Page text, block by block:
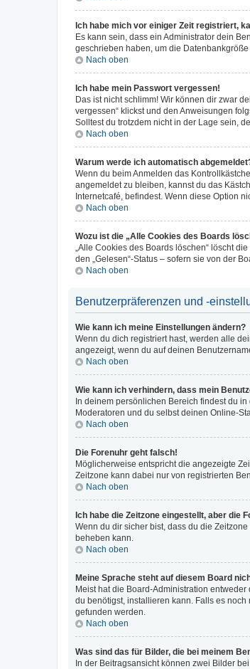
Ich habe mich vor einiger Zeit registriert,
Es kann sein, dass ein Administrator dein
geschrieben haben, um die
Nach oben
Ich habe mein Passwort vergessen!
Das ist nicht schlimm! Wir können dir zwar
vergessen“ klickst und den Anweisungen
Solltest du trotzdem nicht in der Lage sein,
Nach oben
Warum werde ich automatisch
Wenn du beim Anmelden das
angemeldet zu bleiben, kannst du das
Internetcafé, befindest. Wenn diese Option
Nach oben
Wozu ist die „Alle Cookies des Boards
„Alle Cookies des Boards löschen“ löscht
den „Gelesen“-Status – sofern sie von der
Nach oben
Benutzerpräferenzen und -
Wie kann ich meine Einstellungen ändern?
Wenn du dich registriert hast, werden alle
angezeigt, wenn du auf deinen
Nach oben
Wie kann ich verhindern, dass mein
In deinem persönlichen Bereich findest du
Moderatoren und du selbst deinen Online-
Nach oben
Die Forenuhr geht falsch!
Möglicherweise entspricht die angezeigte
Zeitzone kann dabei nur von registrierten
Nach oben
Ich habe die Zeitzone eingestellt, aber die
Wenn du dir sicher bist, dass du die
beheben kann.
Nach oben
Meine Sprache steht auf diesem Board
Meist hat die Board-Administration
du benötigst, installieren kann. Falls es
gefunden werden.
Nach oben
Was sind das für Bilder, die bei meinem
In der Beitragsansicht können zwei Bilder